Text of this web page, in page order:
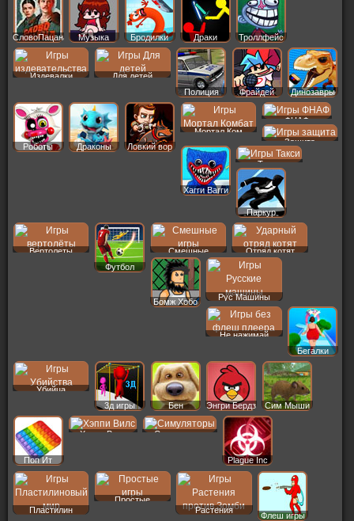
СловоПацана Музыка Бродилки Драки Троллфейс
Издевалки
Для детей
Полиция
Фрайдей Динозавры
Роботы Драконы Ловкий вор
Мортал Ком
ФНАФ
Защита
Хагги Вагги
Такси
Паркур
Вертолеты
Футбол
Смешные Отряд котят
Бомж Хобо
Рус Машины
Не нажимай
Бегалки
Убийца
3д игры
Бен Энгри Бердз Сим Мыши
Поп Ит
Хэппи Вилс Симуляторы
Plague Inc
Пластилин
Простые
Растения
Флеш игры